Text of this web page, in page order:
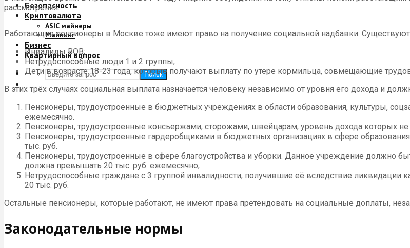
Безопасность
Криптовалюта
ASIC майнеры
Майнинг
Бизнес
Квартирный вопрос
Поиск
рассмотрения.
Работающие пенсионеры в Москве тоже имеют право на получение социальной надбавки.
Инвалиды ВОВ;
Нетрудоспособные люди 1 и 2 группы;
Дети в возрасте 18-23 года, которые получают выплату по утере кормильца, совмещающие
В этих трёх случаях социальная выплата назначается человеку независимо от уровня его дохода и
Пенсионеры, трудоустроенные в бюджетных учреждениях в области образования, культуры,
ежемесячно.
Пенсионеры, трудоустроенные консьержами, сторожами, швейцарам, уровень дохода которых
Пенсионеры, трудоустроенные гардеробщиками в бюджетных организациях в сфере
тыс. руб.
Пенсионеры, трудоустроенные в сфере благоустройства и уборки. Данное учреждение должно
должна превышать 20 тыс. руб. ежемесячно;
Нетрудоспособные граждане с 3 группой инвалидности, получившие её вследствие
20 тыс. руб.
Остальные пенсионеры, которые работают, не имеют права претендовать на социальные доплаты,
Законодательные нормы